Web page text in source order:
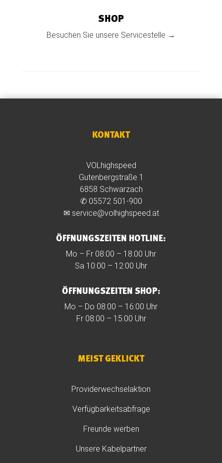
SHOP
Besuchen Sie unsere Servicestelle →
KONTAKT
VOLhighspeed
Gutenbergstraße 1
6858 Schwarzach
✆ 05572 501-900
✉ service@volhighspeed.at
ÖFFNUNGSZEITEN HOTLINE:
Mo – Fr 08:00 – 18:00 Uhr
Sa 10:00 – 12:00 Uhr
ÖFFNUNGSZEITEN SHOP:
Mo – Do 08:00 – 16:00 Uhr
Fr 08:00 – 15:00 Uhr
MEIST GEKLICKT
Providerwechselaktion
Verfügbarkeitsabfrage
Freunde werben
Unsere Kabelpartner